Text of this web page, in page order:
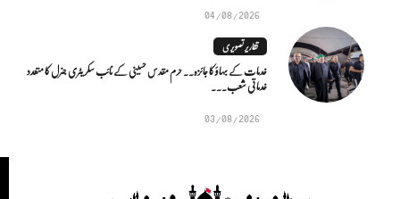
04/08/2026
تقاریر تصویری
خدمات کے بہاؤ کا جائزہ.. حرم مقدس حسینی کے نائب سکریٹری جنرل کا متعدد
خدماتی شعب...
03/08/2026